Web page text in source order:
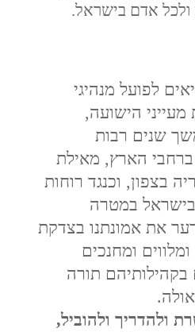
אדם בישראל.
לפועל מנהיגי
הישועה,
שנים רבות
ברחבי הארץ, מאילת
בצפון, וכנגד רוחות
בישראל במטרה
את אמונתנו בצדקת
ומחנכים
בקהילותיהם תורה
ולהדריך ולהוביל,